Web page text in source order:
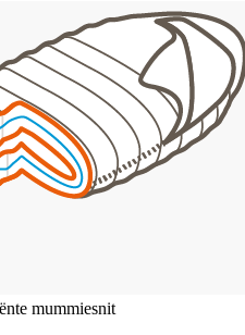
mummiesnit